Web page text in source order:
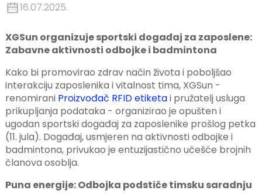
16.07.2025.
XGSun organizuje sportski događaj za zaposlene:
Zabavne aktivnosti odbojke i badmintona
Kako bi promovirao zdrav način života i poboljšao
interakciju zaposlenika i vitalnost tima, XGSun -
renomirani Proizvođač RFID etiketai pružatelj usluga
prikupljanja podataka - organizirao je opušten i
ugodan sportski događaj za zaposlenike prošlog petka
(11. jula). Događaj, usmjeren na aktivnosti odbojke i
badmintona, privukao je entuzijastično učešće brojnih
članova osoblja.
Puna energije: Odbojka podstiče timsku saradnju